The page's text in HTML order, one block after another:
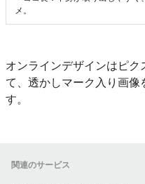
メ。
オンラインデザインはピ
て、透かしマーク入り画像
す。
関連のサービス